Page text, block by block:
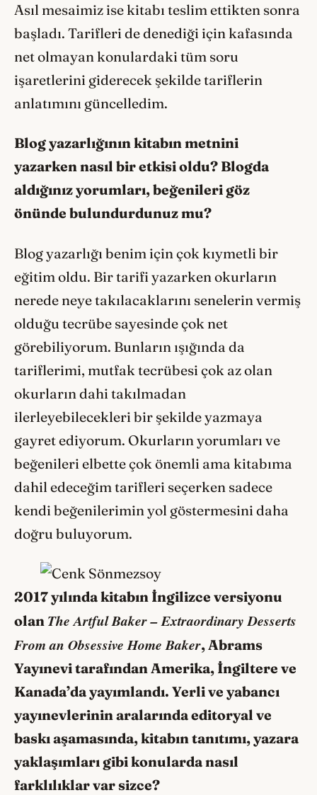
Asıl mesaimiz ise kitabı teslim ettikten sonra
başladı. Tarifleri de denediği için kafasında
net olmayan konulardaki tüm soru
işaretlerini giderecek şekilde tariflerin
anlatımını güncelledim.
Blog yazarlığının kitabın metnini
yazarken nasıl bir etkisi oldu? Blogda
aldığınız yorumları, beğenileri göz
önünde bulundurdunuz mu?
Blog yazarlığı benim için çok kıymetli bir
eğitim oldu. Bir tarifi yazarken okurların
nerede neye takılacaklarını senelerin vermiş
olduğu tecrübe sayesinde çok net
görebiliyorum. Bunların ışığında da
tariflerimi, mutfak tecrübesi çok az olan
okurların dahi takılmadan
ilerleyebilecekleri bir şekilde yazmaya
gayret ediyorum. Okurların yorumları ve
beğenileri elbette çok önemli ama kitabıma
dahil edeceğim tarifleri seçerken sadece
kendi beğenilerimin yol göstermesini daha
doğru buluyorum.
2017 yılında kitabın İngilizce versiyonu
olan The Artful Baker – Extraordinary Desserts
From an Obsessive Home Baker, Abrams
Yayınevi tarafından Amerika, İngiltere ve
Kanada’da yayımlandı. Yerli ve yabancı
yayınevlerinin aralarında editoryal ve
baskı aşamasında, kitabın tanıtımı, yazara
yaklaşımları gibi konularda nasıl
farklılıklar var sizce?